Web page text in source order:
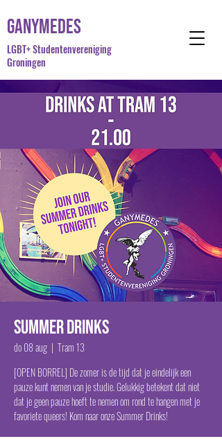
Ganymedes
LGBT+ Studentenvereniging
Groningen
Summer Drinks
do 08 aug
  |
Tram 13
[OPEN BORREL] De zomer is de tijd dat je eindelijk een
pauze kunt nemen van je studie. Gelukkig betekent dat niet
dat je geen pauze hoeft te nemen om rond te hangen met je
favoriete queers! Kom naar onze Summer Drinks!